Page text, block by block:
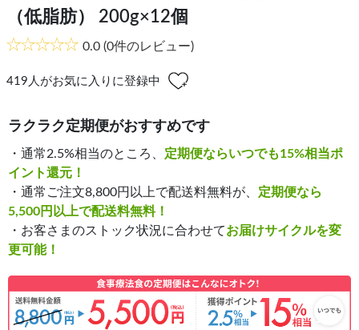
（低脂肪） 200g×12個
0.0 (0件のレビュー)
419 人がお気に入りに登録中
ラクラク定期便がおすすめです
・通常2.5%相当のところ、 定期便ならいつでも15%相当ポ
イント還元！
・通常ご注文8,800円以上で配送料無料が、 定期便なら
5,500円以上で配送料無料！
・お客さまのストック状況に合わせてお届けサイクルを変
更可能！